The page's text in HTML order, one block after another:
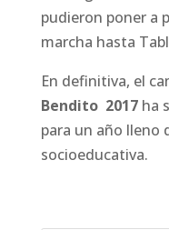
pudieron poner a
marcha hasta
En definitiva, el
Bendito 2017ha
para un año lleno
socioeducativa.